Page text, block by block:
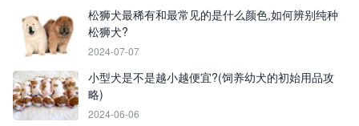
松狮犬最稀有和最常见的是什么颜色,如何辨别纯种
松狮犬?
2024-07-07
小型犬是不是越小越便宜?(饲养幼犬的初始用品攻
略)
2024-06-06